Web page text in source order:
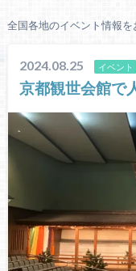
全国各地のイベント情報を
2024.08.25 イベント
京都観世会館で